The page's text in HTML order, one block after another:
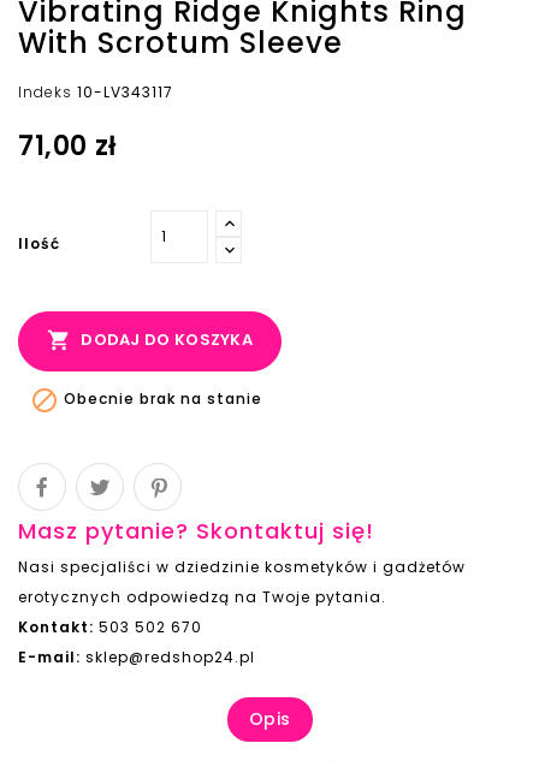
Vibrating Ridge Knights Ring
With Scrotum Sleeve
Indeks 10-LV343117
71,00 zł
Ilość
 DODAJ DO KOSZYKA
 Obecnie brak na stanie
Masz pytanie? Skontaktuj się!
Nasi specjaliści w dziedzinie kosmetyków i gadżetów
erotycznych odpowiedzą na Twoje pytania.
Kontakt: 503 502 670
E-mail: sklep@redshop24.pl
Opis